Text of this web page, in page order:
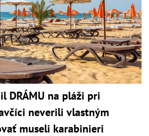
DRÁMU na pláži pri
neverili vlastným
museli karabinieri